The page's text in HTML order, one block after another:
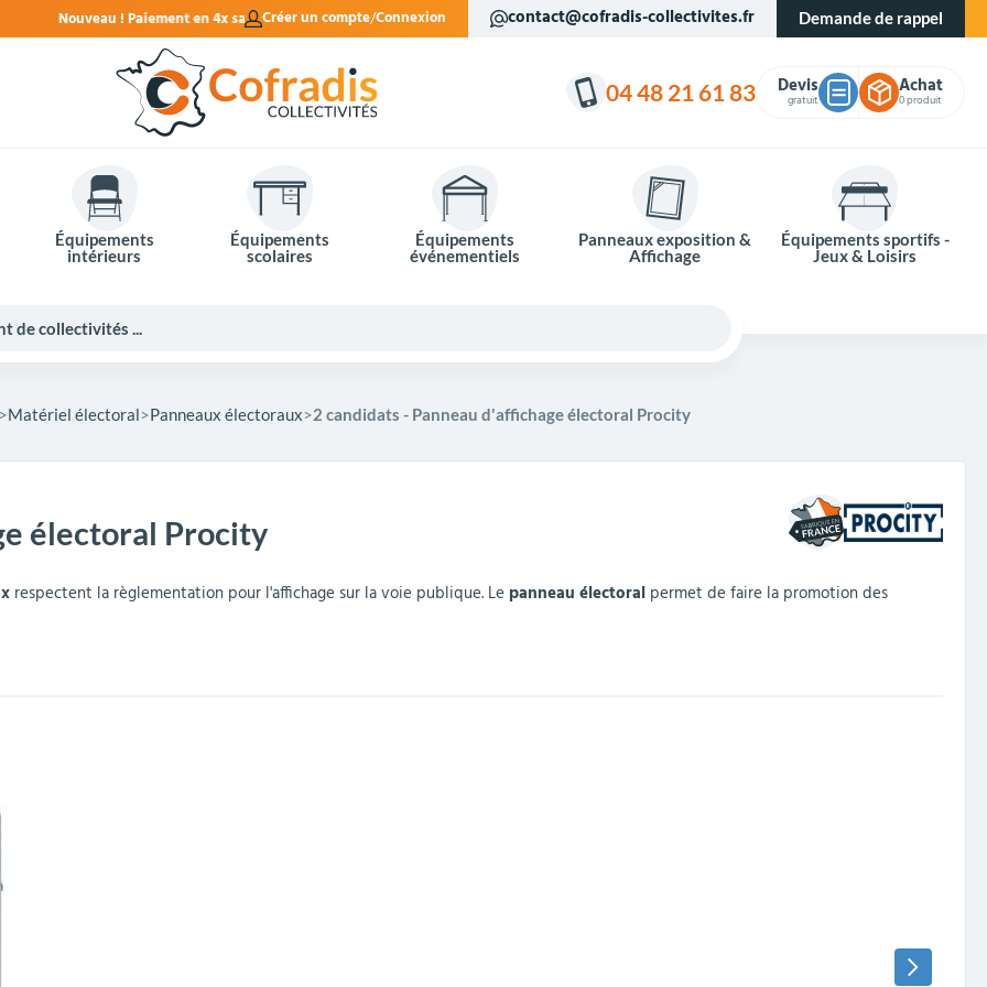
en 4x sans frais. Créer un compte Connexion contact@cofradis-collectivites.fr Demande de rappel
04 48 21 61 83 Devis
gratuit
Achat
0 produit
Équipements
intérieurs
Équipements
scolaires
Équipements
événementiels
Panneaux exposition &
Affichage
Équipements sportifs -
Jeux & Loisirs
Abris fumeurs
Miroirs de sécurité
Mobilier de bureau
Mobilier crèche et
Pavoisement
Matériel électoral Panneaux électoraux 2 candidats - Panneau d'affichage électoral Procity
électoral Procity
respectent la règlementation pour l'affichage sur la voie publique. Le panneau électoral permet de faire la promotion des